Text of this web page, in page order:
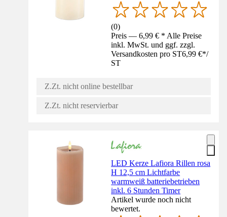
(0)
Preis — 6,99 € * Alle Preise
inkl. MwSt. und ggf. zzgl.
Versandkosten pro ST6,99 €*/
ST
Z.Zt. nicht online bestellbar
Z.Zt. nicht reservierbar
LED Kerze Lafiora Rillen rosa
H 12,5 cm Lichtfarbe
warmweiß batteriebetrieben
inkl. 6 Stunden Timer
Artikel wurde noch nicht
bewertet.